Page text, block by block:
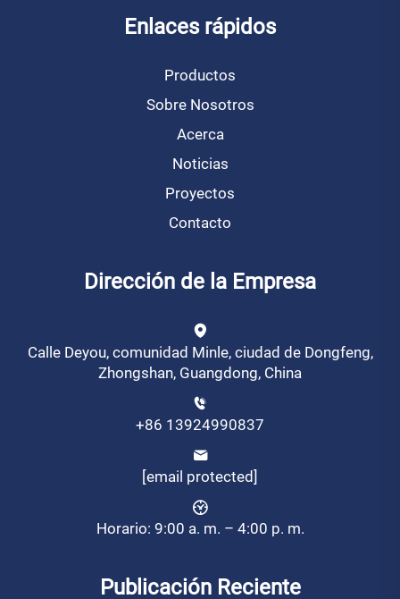
Enlaces rápidos
Productos
Sobre Nosotros
Acerca
Noticias
Proyectos
Contacto
Dirección de la Empresa
Calle Deyou, comunidad Minle, ciudad de Dongfeng,
Zhongshan, Guangdong, China
+86 13924990837
[email protected]
Horario: 9:00 a. m. – 4:00 p. m.
Publicación Reciente